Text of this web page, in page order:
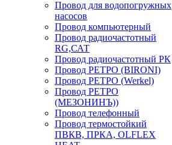
Провод для водопогружных
насосов
Провод компьютерный
Провод радиочастотный
RG,САТ
Провод радиочастотный РК
Провод РЕТРО (BIRONI)
Провод РЕТРО (Werkel)
Провод РЕТРО
(МЕЗОНИНЪ))
Провод телефонный
Провод термостойкий
ПВКВ, ПРКА, OLFLEX